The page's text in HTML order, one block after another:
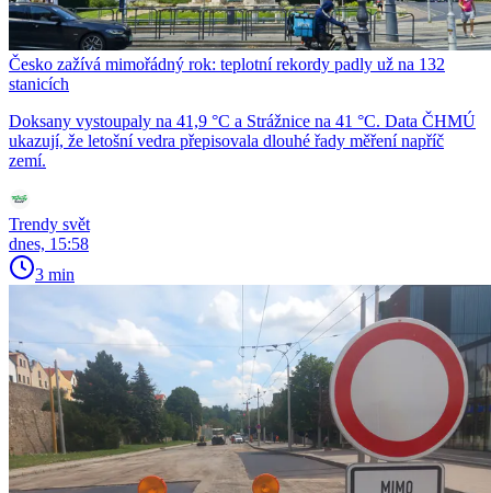
Česko zažívá mimořádný rok: teplotní rekordy padly už na 132
stanicích
Doksany vystoupaly na 41,9 °C a Strážnice na 41 °C. Data ČHMÚ
ukazují, že letošní vedra přepisovala dlouhé řady měření napříč
zemí.
Trendy svět
dnes, 15:58
3 min